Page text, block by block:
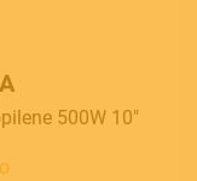
500W 10"